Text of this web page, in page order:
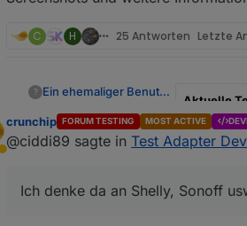
C H 25 Antworten Letzte
? Ein ehemaliger Benutzer
Aktuelle
Test
Abwesend
crunchip FORUM TESTING MOST ACTIVE
@ciddi89 sagte in Test Adapter
Ich denke da an Shelly, Sonoff